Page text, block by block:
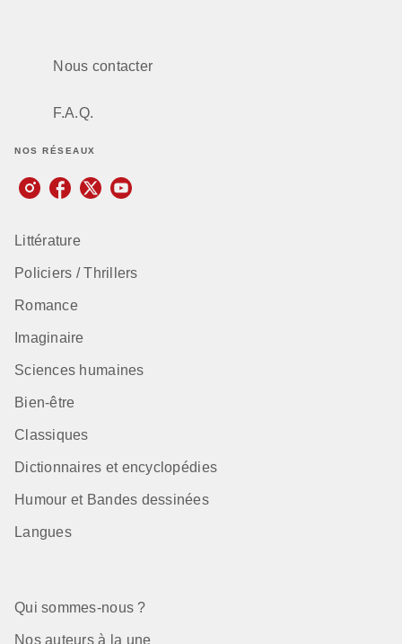
Nous contacter
F.A.Q.
NOS RÉSEAUX
Littérature
Policiers / Thrillers
Romance
Imaginaire
Sciences humaines
Bien-être
Classiques
Dictionnaires et encyclopédies
Humour et Bandes dessinées
Langues
Qui sommes-nous ?
Nos auteurs à la une